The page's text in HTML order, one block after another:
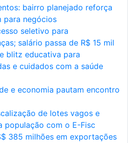
bairro planejado reforça
para negócios
seletivo para
salário passa de R$ 15 mil
blitz educativa para
e cuidados com a saúde
e economia pautam encontro
de lotes vagos e
população com o E-Fisc
385 milhões em exportações